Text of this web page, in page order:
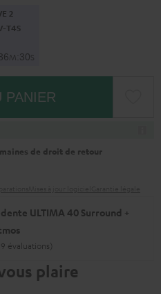
2
T4S
6M 29S
PANIER
de droit de retour
ULTIMA 40 Surround +
évaluations)
plaire